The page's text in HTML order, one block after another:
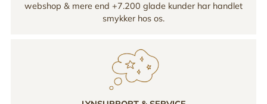
webshop & mere end +7.200 glade kunder har handlet
smykker hos os.